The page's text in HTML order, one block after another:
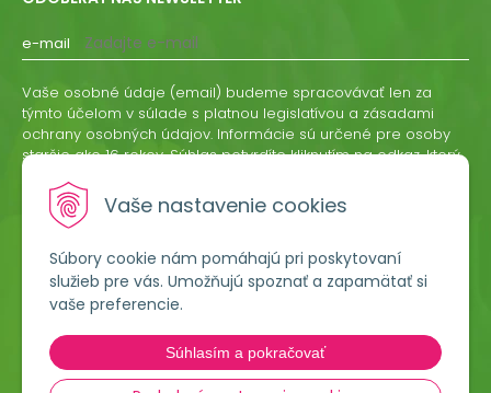
Vaše nastavenie cookies
Súbory cookie nám pomáhajú pri poskytovaní
služieb pre vás. Umožňujú spoznať a zapamätať si
vaše preferencie.
Súhlasím a pokračovať
Lumigreen, s.r.o.
Hradská 535
e-mail
ODOBERAŤ
Vaše osobné údaje (email) budeme spracovávať len za
týmto účelom v súlade s platnou legislatívou a zásadami
ochrany osobných údajov. Informácie sú určené pre osoby
staršie ako 16 rokov. Súhlas potvrdíte kliknutím na odkaz, ktorý
odvolať písomne, emailom alebo kliknutím na odkaz z
ktoréhokoľvek informačného emailu.